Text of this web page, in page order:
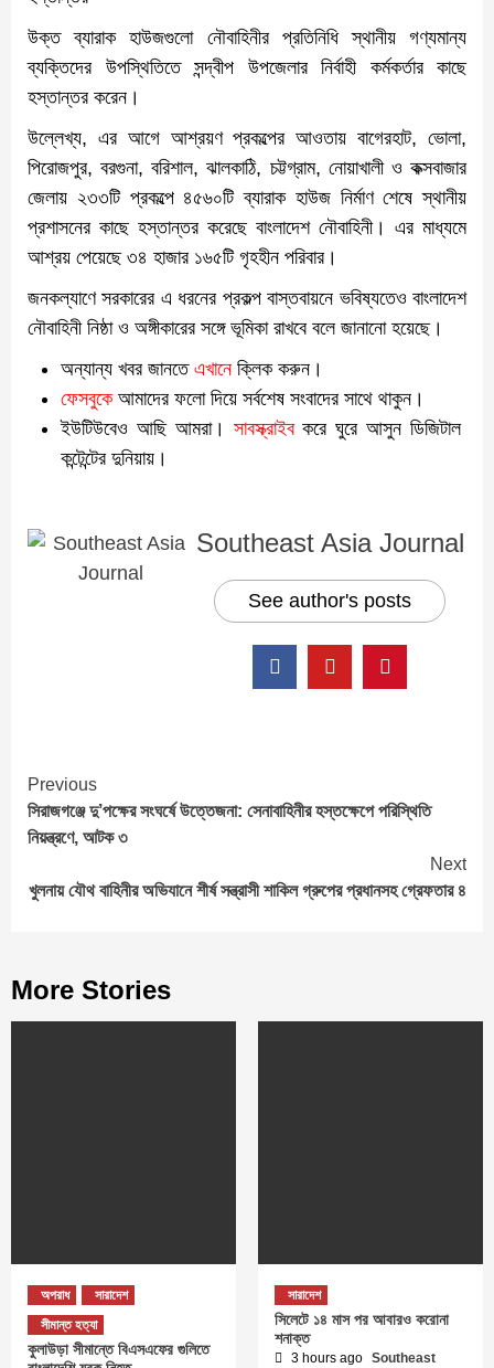
উক্ত ব্যারাক হাউজগুলো নৌবাহিনীর প্রতিনিধি স্থানীয় গণ্যমান্য
ব্যক্তিদের উপস্থিতিতে সন্দ্বীপ উপজেলার নির্বাহী কর্মকর্তার কাছে
হস্তান্তর করেন।
উল্লেখ্য, এর আগে আশ্রয়ণ প্রকল্পের আওতায় বাগেরহাট, ভোলা,
পিরোজপুর, বরগুনা, বরিশাল, ঝালকাঠি, চট্টগ্রাম, নোয়াখালী ও কক্সবাজার
জেলায় ২৩৩টি প্রকল্পে ৪৫৬০টি ব্যারাক হাউজ নির্মাণ শেষে স্থানীয়
প্রশাসনের কাছে হস্তান্তর করেছে বাংলাদেশ নৌবাহিনী। এর মাধ্যমে
আশ্রয় পেয়েছে ৩৪ হাজার ১৬৫টি গৃহহীন পরিবার।
জনকল্যাণে সরকারের এ ধরনের প্রকল্প বাস্তবায়নে ভবিষ্যতেও বাংলাদেশ
নৌবাহিনী নিষ্ঠা ও অঙ্গীকারের সঙ্গে ভূমিকা রাখবে বলে জানানো হয়েছে।
অন্যান্য খবর জানতে এখানে ক্লিক করুন।
ফেসবুকেআমাদের ফলো দিয়ে সর্বশেষ সংবাদের সাথে থাকুন।
ইউটিউবেও আছি আমরা। সাবস্ক্রাইব করে ঘুরে আসুন ডিজিটাল
কন্টেন্টের দুনিয়ায়।
Southeast Asia Journal
See author's posts
Continue
Reading
Previous
সিরাজগঞ্জে দু’পক্ষের সংঘর্ষে উত্তেজনা: সেনাবাহিনীর হস্তক্ষেপে পরিস্থিতি
নিয়ন্ত্রণে, আটক ৩
Next
খুলনায় যৌথ বাহিনীর অভিযানে শীর্ষ সন্ত্রাসী শাকিল গ্রুপের প্রধানসহ গ্রেফতার ৪
More Stories
অপরাধ
সারাদেশ
সীমান্ত হত্যা
কুলাউড়া সীমান্তে বিএসএফের গুলিতে
সারাদেশ
সিলেটে ১৪ মাস পর আবারও করোনা
শনাক্ত
3 hours ago Southeast